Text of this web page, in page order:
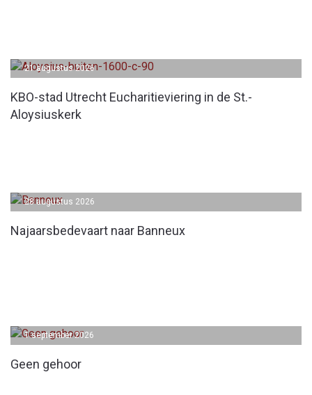
KBO-stad Utrecht Eucharitieviering in de St.-
Aloysiuskerk
21 augustus 2026
Najaarsbedevaart naar Banneux
28 augustus 2026
Geen gehoor
1 september 2026